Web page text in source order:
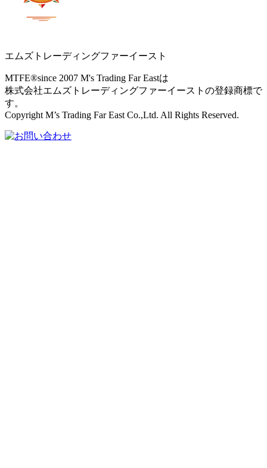
エムズトレーディングファーイースト
MTFE®since 2007 M's Trading Far Eastは
株式会社エムズトレーディングファーイーストの登録商標で
す。
Copyright M’s Trading Far East Co.,Ltd. All Rights Reserved.